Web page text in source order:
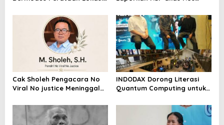
Riau Akan Tinjauan Lokasi
Cak Sholeh Pengacara No
Viral No justice Meninggal
INDODAX Dorong Literasi
Quantum Computing untuk
Blockchain